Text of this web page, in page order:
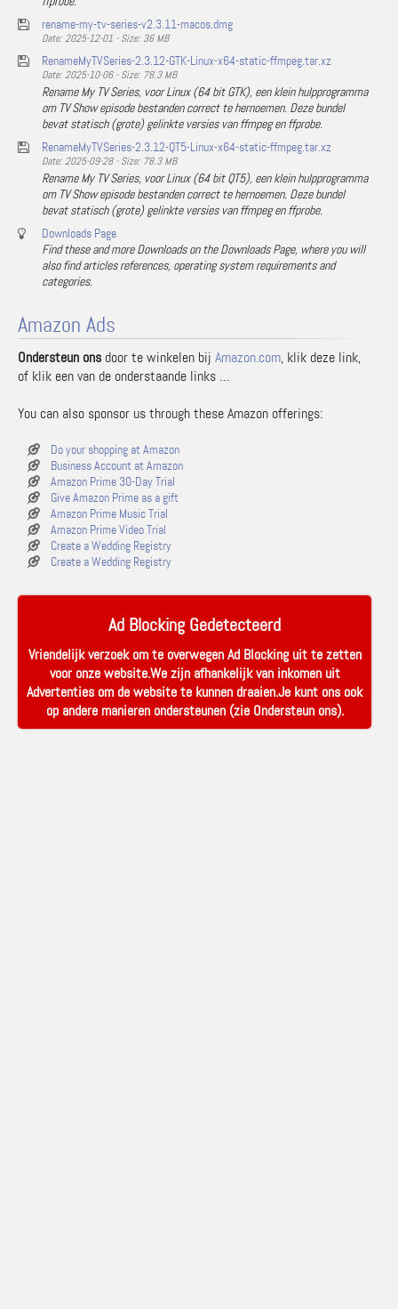
rename-my-tv-series-v2.3.11-macos.dmg
Date: 2025-12-01 - Size: 36 MB
RenameMyTVSeries-2.3.12-GTK-Linux-x64-static-ffmpeg.tar.xz
Date: 2025-10-06 - Size: 78.3 MB
Rename My TV Series, voor Linux (64 bit GTK), een klein hulpprogramma
om TV Show episode bestanden correct te hernoemen. Deze bundel
bevat statisch (grote) gelinkte versies van ffmpeg en ffprobe.
RenameMyTVSeries-2.3.12-QT5-Linux-x64-static-ffmpeg.tar.xz
Date: 2025-09-28 - Size: 78.3 MB
Rename My TV Series, voor Linux (64 bit QT5), een klein hulpprogramma
om TV Show episode bestanden correct te hernoemen. Deze bundel
bevat statisch (grote) gelinkte versies van ffmpeg en ffprobe.
Downloads Page
Find these and more Downloads on the Downloads Page, where you will
also find articles references, operating system requirements and
categories.
Amazon Ads
Ondersteun ons door te winkelen bij Amazon.com, klik deze link,
of klik een van de onderstaande links …
You can also sponsor us through these Amazon offerings:
Do your shopping at Amazon
Business Account at Amazon
Amazon Prime 30-Day Trial
Give Amazon Prime as a gift
Amazon Prime Music Trial
Amazon Prime Video Trial
Create a Wedding Registry
Create a Wedding Registry
Ad Blocking Gedetecteerd
Vriendelijk verzoek om te overwegen Ad Blocking uit te zetten
voor onze website.We zijn afhankelijk van inkomen uit
Advertenties om de website te kunnen draaien.Je kunt ons ook
op andere manieren ondersteunen (zie Ondersteun ons).